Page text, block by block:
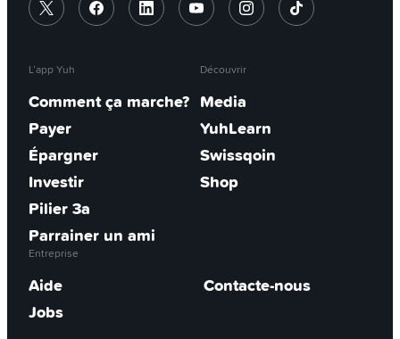
L’app Yuh
Comment ça marche?
Payer
Épargner
Investir
Pilier 3a
Parrainer un ami
Découvrir
Media
YuhLearn
Swissqoin
Shop
Entreprise
Aide
Contacte-nous
Jobs